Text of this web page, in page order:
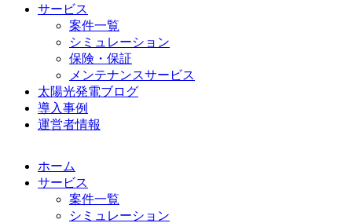
サービス
案件一覧
シミュレーション
保険・保証
メンテナンスサービス
太陽光発電ブログ
導入事例
運営者情報
ホーム
サービス
案件一覧
シミュレーション